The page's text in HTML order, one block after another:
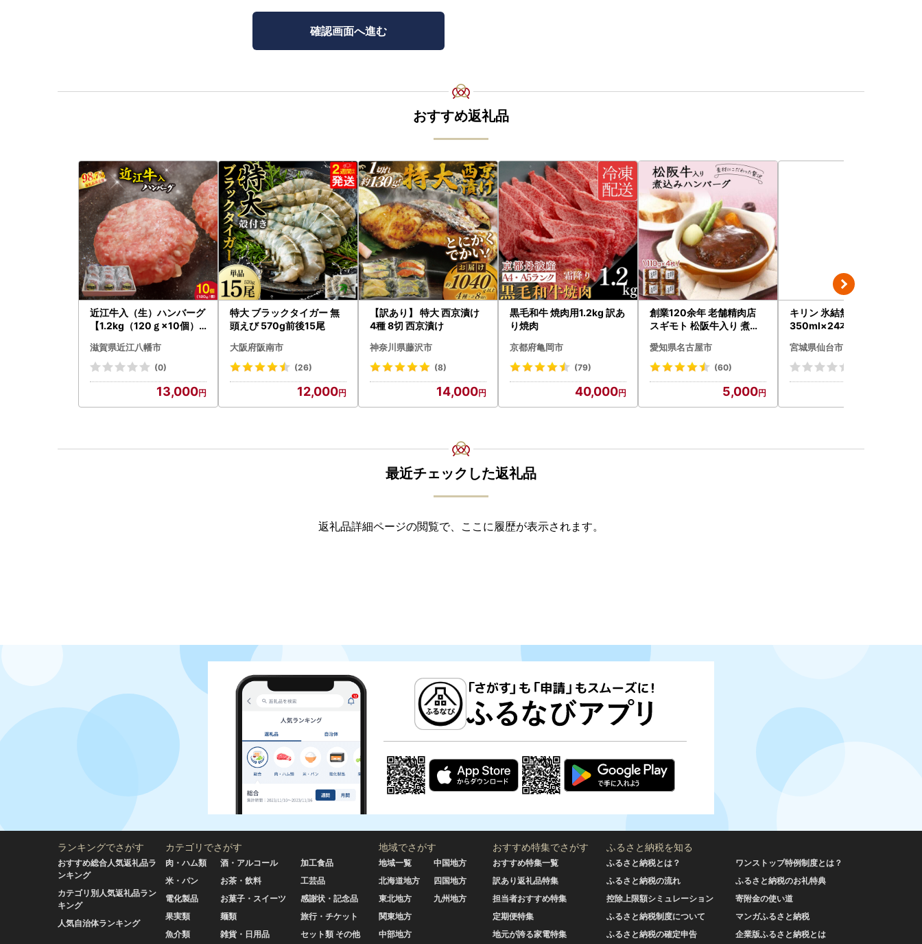
おすすめ返礼品
近江牛入（生）ハンバーグ
【1.2kg（120ｇ×10個）
滋賀県近江八幡市
(0)
13,000
特大 ブラックタイガー 無
頭えび 570g前後15尾
大阪府阪南市
(26)
12,000
【訳あり】 特大 西京漬け
4種 8切 西京漬け
神奈川県藤沢市
(8)
14,000
黒毛和牛 焼肉用1.2kg 訳あ
り焼肉
京都府亀岡市
(79)
40,000
創業120余年 老舗精肉店
スギモト 松阪牛入り 煮込
惣菜 お取り寄せ グルメ ハ
ンバーグ 冷凍
愛知県名古屋市
(60)
5,000
キリン 氷結無糖レモン7％
350ml×24本｜氷結 チュ
宮城県仙台市
最近チェックした返礼品
返礼品詳細ページの閲覧で、ここに履歴が表示されます。
ランキングでさがす
おすすめ総合人気返礼品ラ
ンキング
カテゴリ別人気返礼品ラン
キング
人気自治体ランキング
カテゴリでさがす
肉・ハム類
米・パン
電化製品
果実類
魚介類
酒・アルコール
お茶・飲料
お菓子・スイーツ
麺類
雑貨・日用品
加工食品
工芸品
感謝状・記念品
旅行・チケット
セット類 その他
地域でさがす
地域一覧
北海道地方
東北地方
関東地方
中部地方
中国地方
四国地方
九州地方
おすすめ特集でさがす
おすすめ特集一覧
訳あり返礼品特集
担当者おすすめ特集
定期便特集
地元が誇る家電特集
ふるさと納税を知る
ふるさと納税とは？
ふるさと納税の流れ
控除上限額シミュレーション
ふるさと納税制度について
ふるさと納税の確定申告
ワンストップ特例制度とは？
ふるさと納税のお礼特典
寄附金の使い道
マンガふるさと納税
企業版ふるさと納税とは